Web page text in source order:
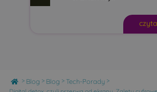
Home
> Blog > Blog > Tech-Porady>